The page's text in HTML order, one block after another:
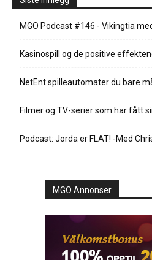
MGO Podcast #146 - Vikingtia
Kasinospill og de positive
NetEnt spilleautomater du bare
Filmer og TV-serier som har fått
Podcast: Jorda er FLAT! -Med
MGO Annonser